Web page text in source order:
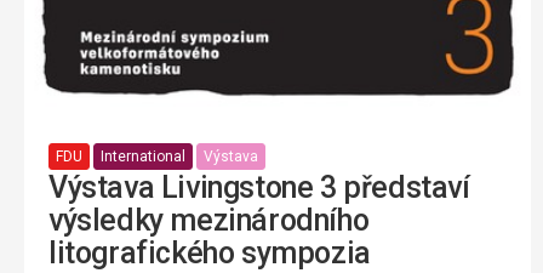
FDU International Výstava
Výstava Livingstone 3 představí
výsledky mezinárodního
litografického sympozia